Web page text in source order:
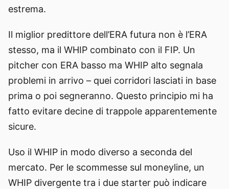
estrema.
Il miglior predittore dell’ERA futura non è l’ERA
stesso, ma il WHIP combinato con il FIP. Un
pitcher con ERA basso ma WHIP alto segnala
problemi in arrivo – quei corridori lasciati in base
prima o poi segneranno. Questo principio mi ha
fatto evitare decine di trappole apparentemente
sicure.
Uso il WHIP in modo diverso a seconda del
mercato. Per le scommesse sul moneyline, un
WHIP divergente tra i due starter può indicare